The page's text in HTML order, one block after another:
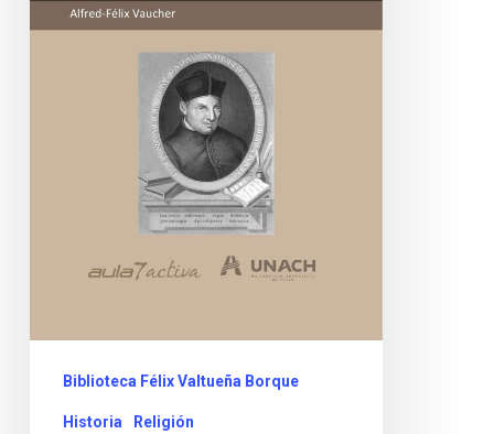
Biblioteca Félix Valtueña Borque
Historia Religión